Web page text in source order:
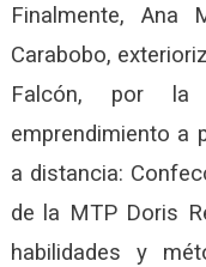
Finalmente, Ana
Carabobo,
Falcón, por la
emprendimiento a
a distancia:
de la MTP Doris
habilidades y